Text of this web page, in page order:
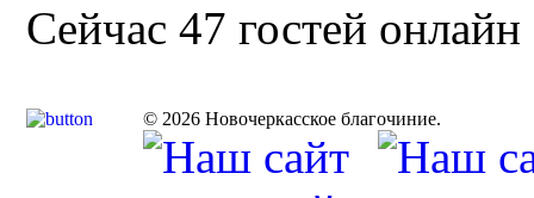
Сейчас 47 гостей онлайн
© 2026 Новочеркасское благочиние.